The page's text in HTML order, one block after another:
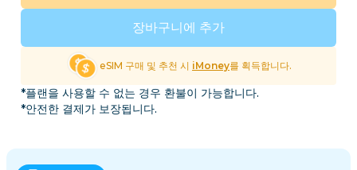
장바구니에 추가
eSIM 구매 및 추천 시 iMoney를 획득합니다.
*플랜을 사용할 수 없는 경우 환불이 가능합니다.
*안전한 결제가 보장됩니다.